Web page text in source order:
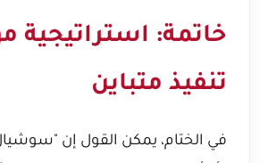
خاتمة: استراتيجية
تنفيذ متباين
في الختام، يمكن القول إن